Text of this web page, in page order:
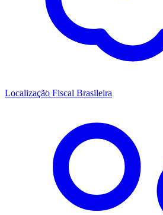
Localização Fiscal Brasileira